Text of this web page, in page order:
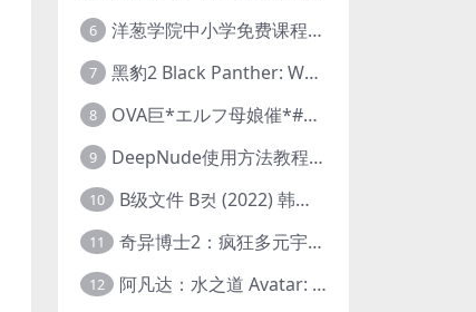
6 洋葱学院中小学免费课程集合 云盘下载
7 黑豹2 Black Panther: Wakanda Forever (2022) 高清版
8 OVA巨*エルフ母娘催*#1エルフの国を蹂*する男。汚された女王と姫
9 DeepNude使用方法教程FAQ
10 B级文件 B컷 (2022) 韩国大尺度剧情电影 1080P 中字
11 奇异博士2：疯狂多元宇宙 Doctor Strange in the Multiverse of Madness (2022) 高清版1080p
12 阿凡达：水之道 Avatar: The Way of Water (2022) 1080p 2k 4k 中文字幕